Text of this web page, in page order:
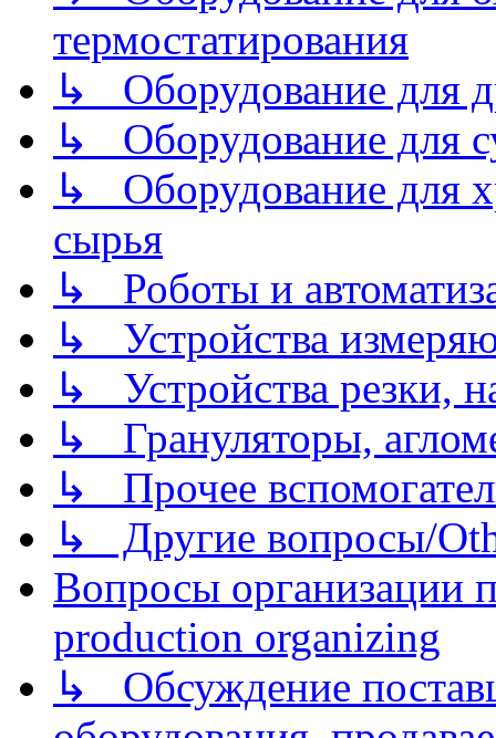
термостатирования
↳ Оборудование для
↳ Оборудование для
↳ Оборудование для
сырья
↳ Роботы и
↳ Устройства
↳ Устройства резки,
↳ Грануляторы,
↳ Прочее
↳ Другие вопросы/
Вопросы организации
production organizing
↳ Обсуждение